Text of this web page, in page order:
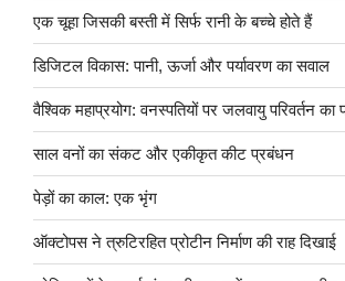
एक चूहा जिसकी बस्ती में सिर्फ रानी के बच्चे होते हैं
डिजिटल विकास: पानी, ऊर्जा और पर्यावरण का सवाल
वैश्विक महाप्रयोग: वनस्पतियों पर जलवायु परिवर्तन का
साल वनों का संकट और एकीकृत कीट प्रबंधन
पेड़ों का काल: एक भृंग
ऑक्टोपस ने त्रुटिरहित प्रोटीन निर्माण की राह दिखाई